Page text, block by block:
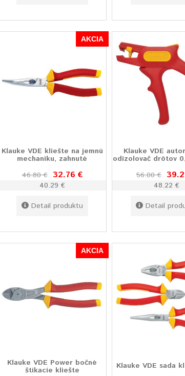
AKCIA
Klauke VDE kliešte na jemnú
mechaniku, zahnuté
46.80 € 32.76 €
40.29 €
Detail produktu
Klauke VDE
odizolovač drôtov
56.00 €
48.22 €
Detail
AKCIA
Klauke VDE Power bočné
štikacie kliešte
Klauke VDE sada